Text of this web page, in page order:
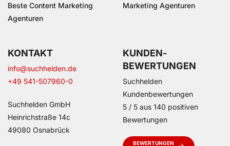
Beste Content Marketing
Agenturen
Marketing Agenturen
KONTAKT
info@suchhelden.de
+49 541-507960-0
Suchhelden GmbH
Heinrichstraße 14c
49080 Osnabrück
KUNDEN­
BEWERTUNGEN
Suchhelden
Kundenbewertungen
5 / 5 aus 140 positiven
Bewertungen
BEWERTUNGEN